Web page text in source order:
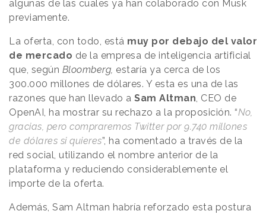
algunas de las cuales ya han colaborado con Musk
previamente.
La oferta, con todo, está muy por debajo del valor
de mercado de la empresa de inteligencia artificial
que, según Bloomberg, estaría ya cerca de los
300.000 millones de dólares. Y esta es una de las
razones que han llevado a Sam Altman, CEO de
OpenAI, ha mostrar su rechazo a la proposición. “No,
gracias, pero compraremos Twitter por 9.740 millones
de dólares si quieres”, ha comentado a través de la
red social, utilizando el nombre anterior de la
plataforma y reduciendo considerablemente el
importe de la oferta.
Además, Sam Altman habría reforzado esta postura